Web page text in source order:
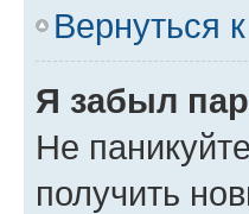
Вернуться
Я забыл
Не
получить